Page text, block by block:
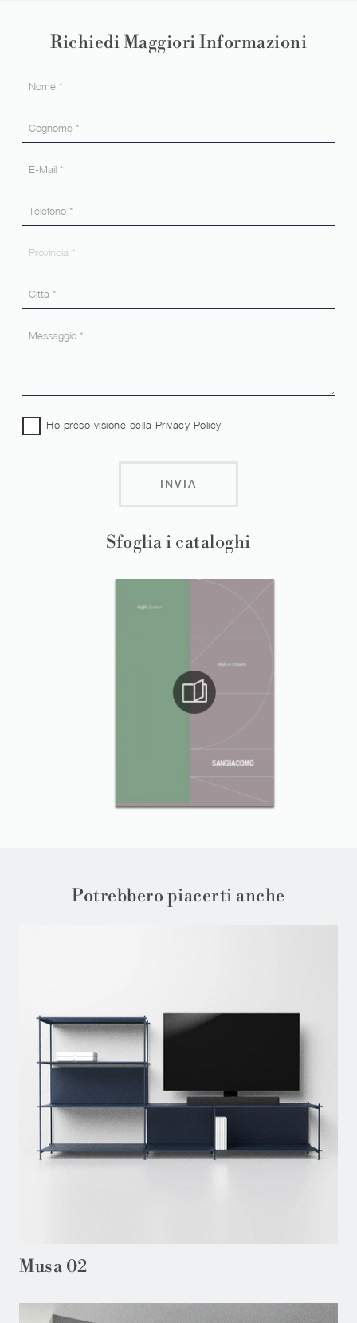
Sfoglia i cataloghi
Richiedi Maggiori Informazioni
Ho preso visione della Privacy Policy
INVIA
Potrebbero piacerti anche
Musa 02